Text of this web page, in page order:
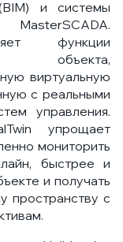
и системы
функции
объекта,
виртуальную
с реальными
управления.
упрощает
мониторить
быстрее и
и получать
пространству с